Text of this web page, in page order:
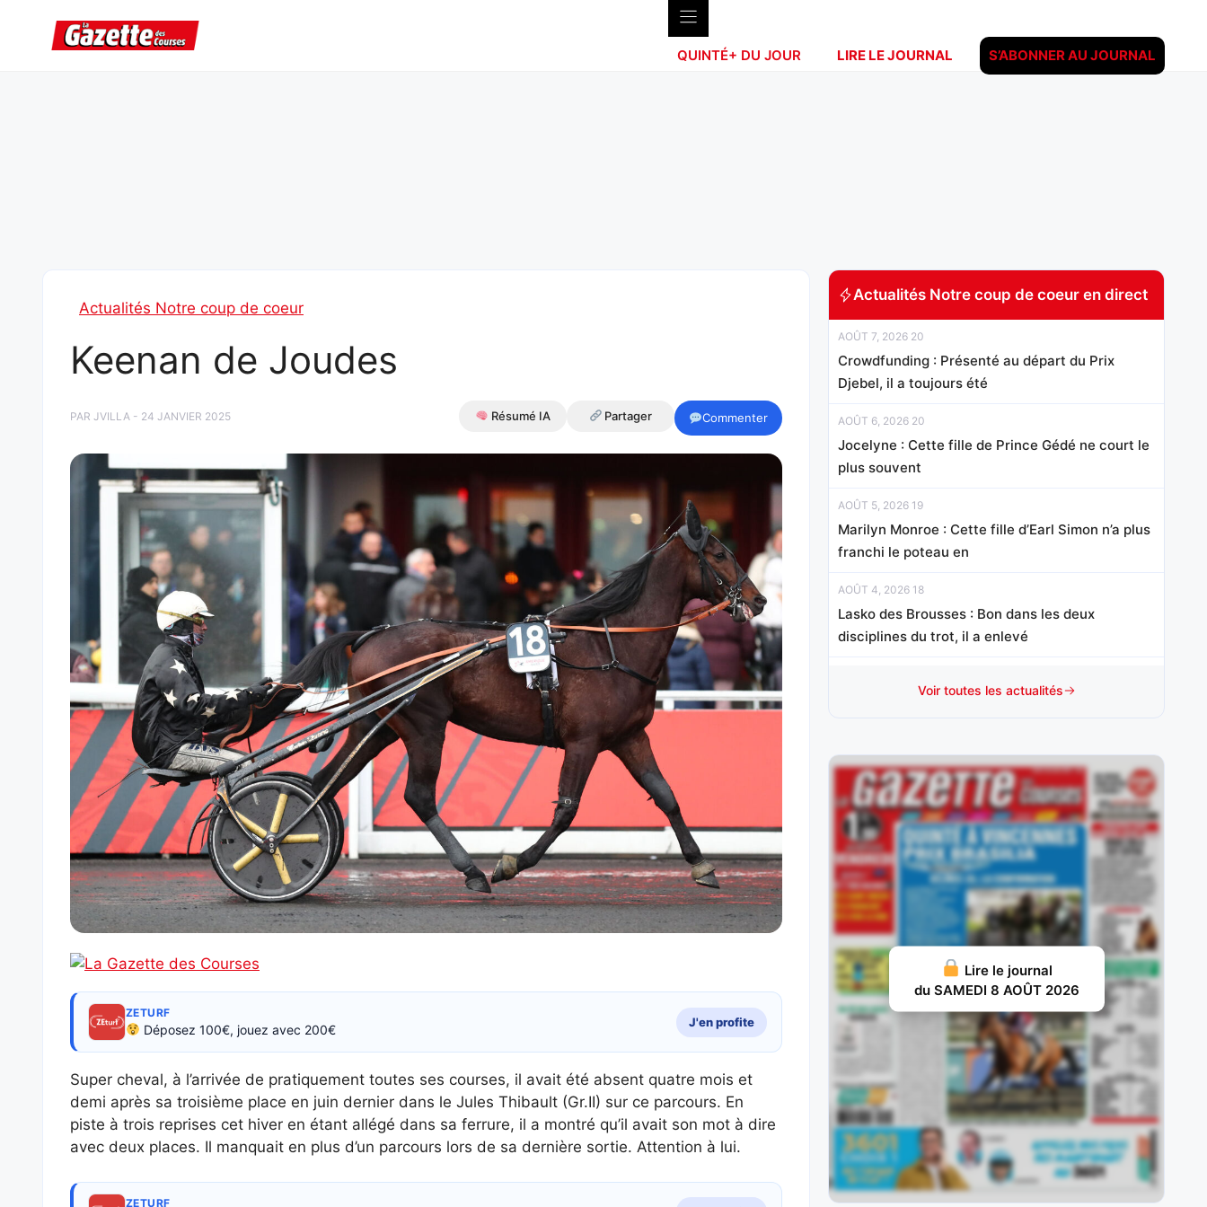
contenu
QUINTÉ+ DU JOUR LIRE LE JOURNAL S’ABONNER AU JOURNAL
Actualités Notre coup de coeur
Keenan de Joudes
PAR JVILLA - 24 JANVIER 2025 Résumé IA Partager Commenter
ZETURF
Déposez 100€, jouez avec 200€
J'en profite
Super cheval, à l’arrivée de pratiquement toutes ses courses, il avait été absent quatre mois et
demi après sa troisième place en juin dernier dans le Jules Thibault (Gr.II) sur ce parcours. En
piste à trois reprises cet hiver en étant allégé dans sa ferrure, il a montré qu’il avait son mot à dire
avec deux places. Il manquait en plus d’un parcours lors de sa dernière sortie. Attention à lui.
ZETURF
Actualités Notre coup de coeur en direct
AOÛT 7, 2026 20
Crowdfunding : Présenté au départ du Prix
Djebel, il a toujours été
AOÛT 6, 2026 20
Jocelyne : Cette fille de Prince Gédé ne court le
plus souvent
AOÛT 5, 2026 19
Marilyn Monroe : Cette fille d’Earl Simon n’a plus
franchi le poteau en
AOÛT 4, 2026 18
Lasko des Brousses : Bon dans les deux
disciplines du trot, il a enlevé
Anssio : Vainqueur de son handicap mi-octobre
AOÛT 1, 2026 15
Mister Chang : Révélé d’emblée à ce niveau à 3
ans, sur le
JUILLET 31, 2026 20
Nelliedonado : Programmée pour les handicaps,
elle a débuté par une probante
JUILLET 29, 2026 19
Ram Sea : Acheté aux ventes au prix fort en vue
d’une carrière
JUILLET 28, 2026 18
Ivrig Viking : Vainqueur de semi-classique sous
la selle pour le compte de
JUILLET 26, 2026 16
Vol d’Argent : Façonné pour les handicaps, il y a
fait preuve d’une
JUILLET 25, 2026 15
Voir toutes les actualités
Lire le journal
du SAMEDI 8 AOÛT 2026